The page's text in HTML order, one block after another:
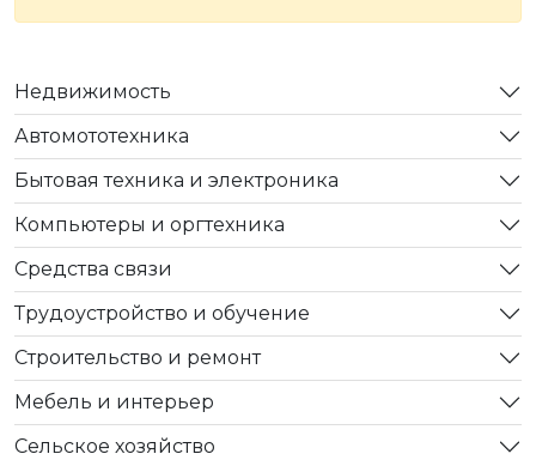
Недвижимость
Автомототехника
Бытовая техника и электроника
Компьютеры и оргтехника
Средства связи
Трудоустройство и обучение
Строительство и ремонт
Мебель и интерьер
Сельское хозяйство